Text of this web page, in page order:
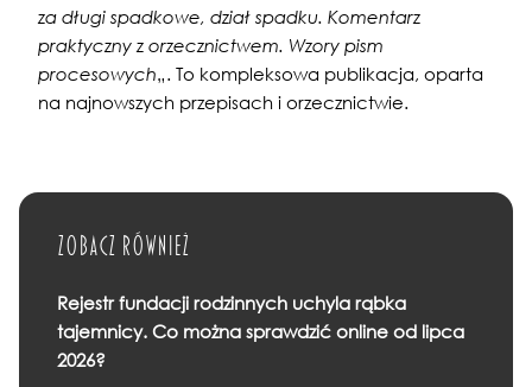
za długi spadkowe, dział spadku. Komentarz
praktyczny z orzecznictwem. Wzory pism
procesowych„. To kompleksowa publikacja, oparta
na najnowszych przepisach i orzecznictwie.
Zobacz również
Rejestr fundacji rodzinnych uchyla rąbka
tajemnicy. Co można sprawdzić online od lipca
2026?